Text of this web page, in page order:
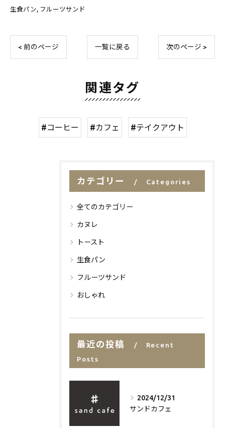
生食パン フルーツサンド
< 前のページ 一覧に戻る 次のページ >
関連タグ
#コーヒー #カフェ #テイクアウト
カテゴリー Categories
全てのカテゴリー
カヌレ
トースト
生食パン
フルーツサンド
おしゃれ
最近の投稿
Recent
Posts
2024/12/31
サンドカフェ